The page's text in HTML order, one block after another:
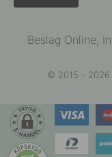
Beslag Online,
© 2015 - 2026